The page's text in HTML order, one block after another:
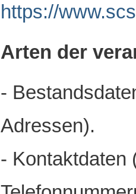
https://
Arten der
-
Adressen).
- Kontaktdaten